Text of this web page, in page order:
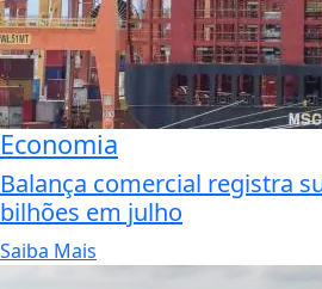
Economia
Balança comercial registra
bilhões em julho
Saiba Mais